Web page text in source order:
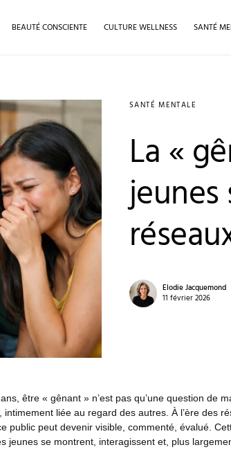
BEAUTÉ CONSCIENTE CULTURE WELLNESS SANTÉ
SANTÉ MENTALE
La «
jeunes
Elodie Jacquemond
11 février 2026
être « gênant » n’est pas qu’une question de
intimement liée au regard des autres. À l’ère des
public peut devenir visible, commenté, évalué.
jeunes se montrent, interagissent et, plus